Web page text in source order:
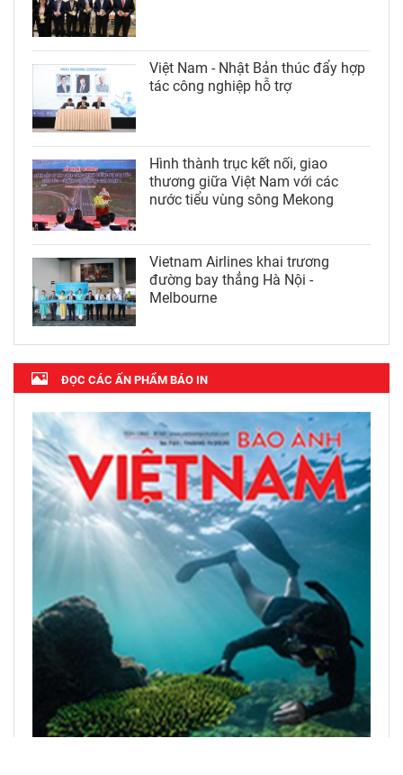
Việt Nam - Nhật Bản thúc đẩy hợp
tác công nghiệp hỗ trợ
Hình thành trục kết nối, giao
thương giữa Việt Nam với các
nước tiểu vùng sông Mekong
Vietnam Airlines khai trương
đường bay thẳng Hà Nội -
Melbourne
ĐỌC CÁC ẤN PHẨM BÁO IN